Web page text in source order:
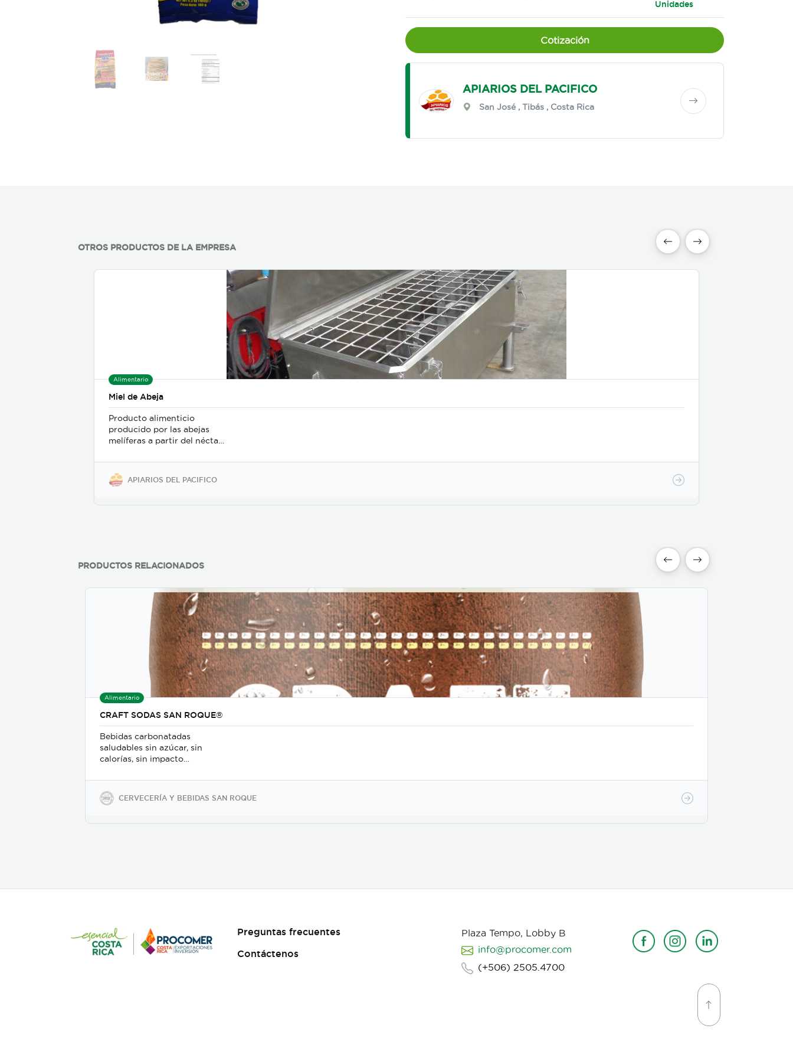
Unidades
Cotización
APIARIOS DEL PACIFICO
San José, Tibás, Costa Rica
OTROS PRODUCTOS DE LA EMPRESA
Alimentario
Miel de Abeja
Producto alimenticio
producido por las abejas
melíferas a partir del néctar
secreciones procedentes de
partes vivas de las plantas o
que se encuentran sobre
APIARIOS DEL PACIFICO
PRODUCTOS RELACIONADOS
Alimentario
CRAFT SODAS SAN ROQUE®
Bebidas carbonatadas
saludables sin azúcar, sin
calorías, sin impacto
sodio y soya, keto-friendly y
veganas en presentaciones
de 350ml en vidrio, 500ml y
CERVECERÍA Y BEBIDAS SAN ROQUE
Preguntas frecuentes
Contáctenos
Plaza Tempo, Lobby B
info@procomer.com
(+506) 2505.4700